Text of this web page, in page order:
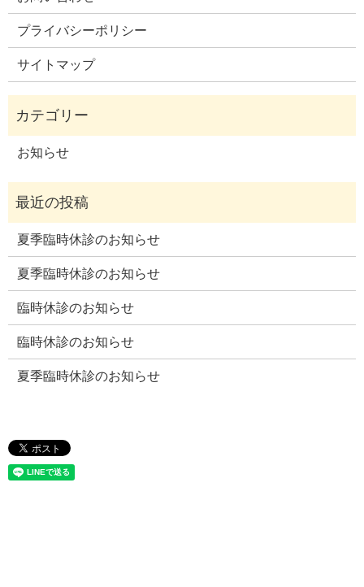
プライバシーポリシー
サイトマップ
お知らせ
夏季臨時休診のお知らせ
夏季臨時休診のお知らせ
臨時休診のお知らせ
臨時休診のお知らせ
夏季臨時休診のお知らせ